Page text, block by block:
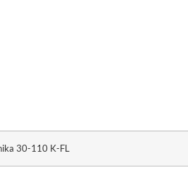
30-110 K-FL